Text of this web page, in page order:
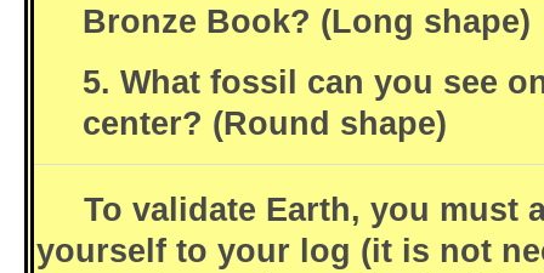
Bronze Book? (Long shape)
5. What fossil can you see
center? (Round shape)
To validate Earth, you must
yourself to your log (it is not